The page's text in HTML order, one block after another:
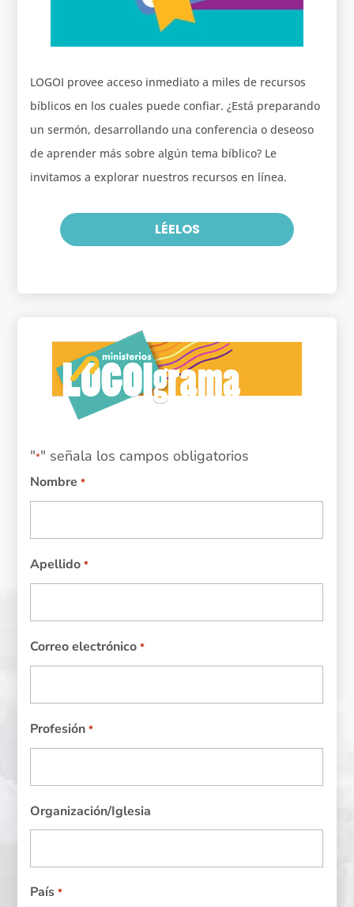
LOGOI provee acceso inmediato a miles de recursos
bíblicos en los cuales puede confiar. ¿Está preparando
un sermón, desarrollando una conferencia o deseoso
de aprender más sobre algún tema bíblico? Le
invitamos a explorar nuestros recursos en línea.
LÉELOS
"*" señala los campos obligatorios
Nombre *
Apellido *
Correo electrónico *
Profesión *
Organización/Iglesia
País *